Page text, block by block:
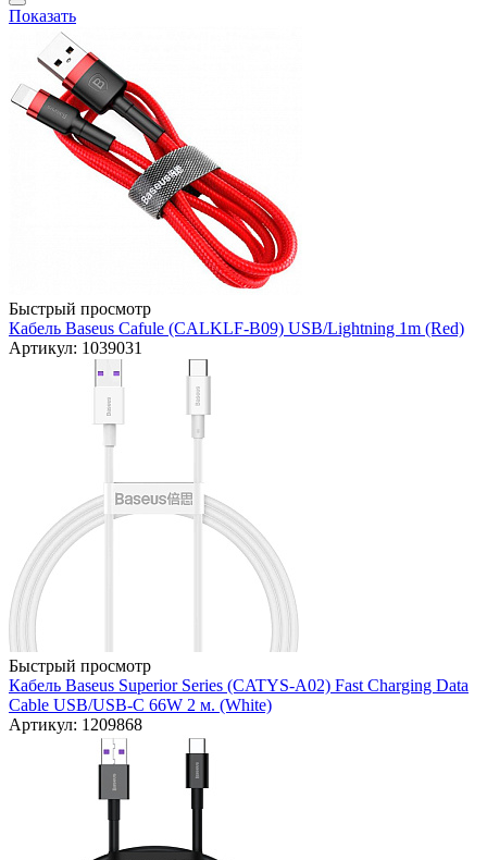
Показать
Быстрый просмотр
Кабель Baseus Cafule (CALKLF-B09) USB/Lightning 1m (Red)
Артикул: 1039031
Быстрый просмотр
Кабель Baseus Superior Series (CATYS-A02) Fast Charging Data
Cable USB/USB-C 66W 2 м. (White)
Артикул: 1209868